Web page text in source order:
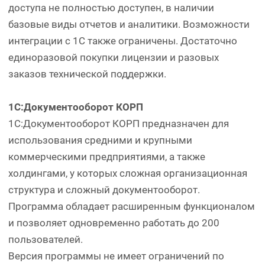
доступа не полностью доступен, в наличии
базовые виды отчетов и аналитики. Возможности
интеграции с 1С также ограничены. Достаточно
единоразовой покупки лицензии и разовых
заказов технической поддержки.
1С:Документооборот КОРП
1С:Документооборот КОРП предназначен для
использования средними и крупными
коммерческими предприятиями, а также
холдингами, у которых сложная организационная
структура и сложный документооборот.
Программа обладает расширенным функционалом
и позволяет одновременно работать до 200
пользователей.
Версия программы не имеет ограничений по